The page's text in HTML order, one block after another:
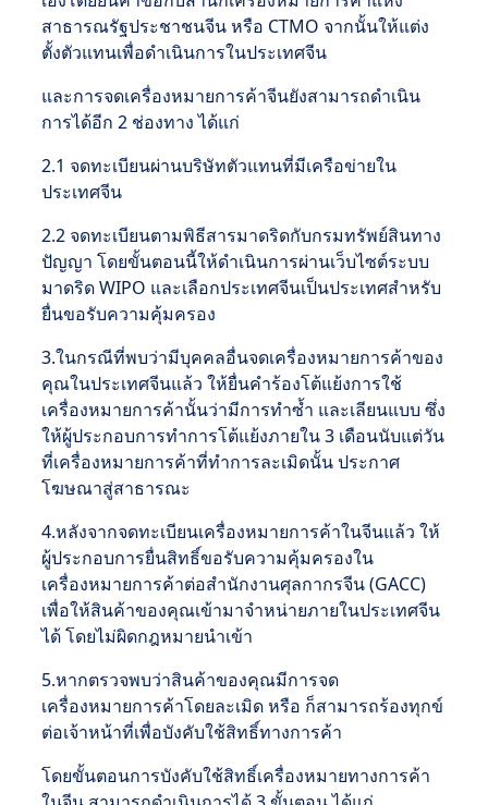
สาธารณรัฐประชาชนจีน หรือ CTMO จากนั้นให้แต่ง
ตั้งตัวแทนเพื่อดำเนินการในประเทศจีน
และการจดเครื่องหมายการค้าจีนยังสามารถดำเนิน
การได้อีก 2 ช่องทาง ได้แก่
2.1 จดทะเบียนผ่านบริษัทตัวแทนที่มีเครือข่ายใน
ประเทศจีน
2.2 จดทะเบียนตามพิธีสารมาดริดกับกรมทรัพย์สินทาง
ปัญญา โดยขั้นตอนนี้ให้ดำเนินการผ่านเว็บไซต์ระบบ
มาดริด WIPO และเลือกประเทศจีนเป็นประเทศสำหรับ
ยื่นขอรับความคุ้มครอง
3.ในกรณีที่พบว่ามีบุคคลอื่นจดเครื่องหมายการค้าของ
คุณในประเทศจีนแล้ว ให้ยื่นคำร้องโต้แย้งการใช้
เครื่องหมายการค้านั้นว่ามีการทำซ้ำ และเลียนแบบ ซึ่ง
ให้ผู้ประกอบการทำการโต้แย้งภายใน 3 เดือนนับแต่วัน
ที่เครื่องหมายการค้าที่ทำการละเมิดนั้น ประกาศ
โฆษณาสู่สาธารณะ
4.หลังจากจดทะเบียนเครื่องหมายการค้าในจีนแล้ว ให้
ผู้ประกอบการยื่นสิทธิ์ขอรับความคุ้มครองใน
เครื่องหมายการค้าต่อสำนักงานศุลกากรจีน (GACC)
เพื่อให้สินค้าของคุณเข้ามาจำหน่ายภายในประเทศจีน
ได้ โดยไม่ผิดกฎหมายนำเข้า
5.หากตรวจพบว่าสินค้าของคุณมีการจด
เครื่องหมายการค้าโดยละเมิด หรือ ก็สามารถร้องทุกข์
ต่อเจ้าหน้าที่เพื่อบังคับใช้สิทธิ์ทางการค้า
โดยขั้นตอนการบังคับใช้สิทธิ์เครื่องหมายทางการค้า